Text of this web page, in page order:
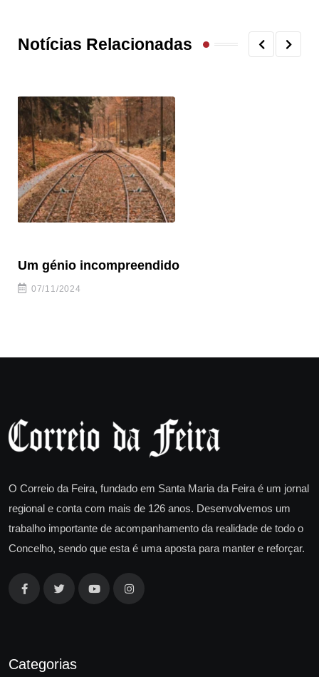
Notícias Relacionadas
Um génio incompreendido
07/11/2024
O Correio da Feira, fundado em Santa Maria da Feira é um jornal
regional e conta com mais de 126 anos. Desenvolvemos um
trabalho importante de acompanhamento da realidade de todo o
Concelho, sendo que esta é uma aposta para manter e reforçar.
Categorias